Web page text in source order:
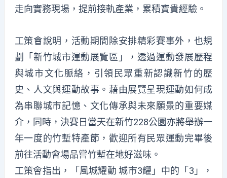
走向實務現場，提前接軌產業，累積寶貴經驗。
工策會說明，活動期間除安排精彩賽事外，也規
劃「新竹城市運動展覽區」，透過運動發展歷程
與城市文化脈絡，引領民眾重新認識新竹的歷
史、人文與運動故事。藉由展覽呈現運動如何成
為串聯城市記憶、文化傳承與未來願景的重要媒
介，同時，決賽日當天在新竹228公園亦將舉辦一
年一度的竹塹特產節，歡迎所有民眾運動完畢後
前往活動會場品嘗竹塹在地好滋味。
工策會指出，「風城耀動 城市3耀」中的「3」，